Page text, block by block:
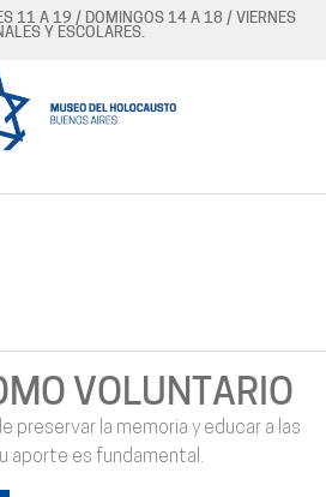
11 A 19 / DOMINGOS 14 A 18 / VIERNES
Y ESCOLARES.
VOLUNTARIO
preservar la memoria y educar a las
aporte es fundamental.